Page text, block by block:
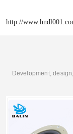
http://
Development,